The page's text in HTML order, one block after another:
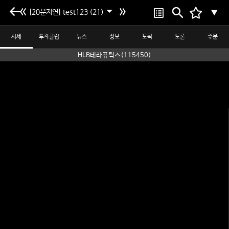
[20분지연] test123 (21) ▼
시세 투자클럽 뉴스 정보 토픽 토론 주문
HLB테라퓨틱스(115450)